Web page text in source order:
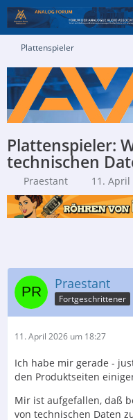
Plattenspieler
Plattenspieler:
technischen
Praestant 11. April
Praestant
Fortgeschrittener
11. April 2026 um 18:27
Ich habe mir gerade -
den Produktseiten
Mir ist aufgefallen, daß
von technischen Daten